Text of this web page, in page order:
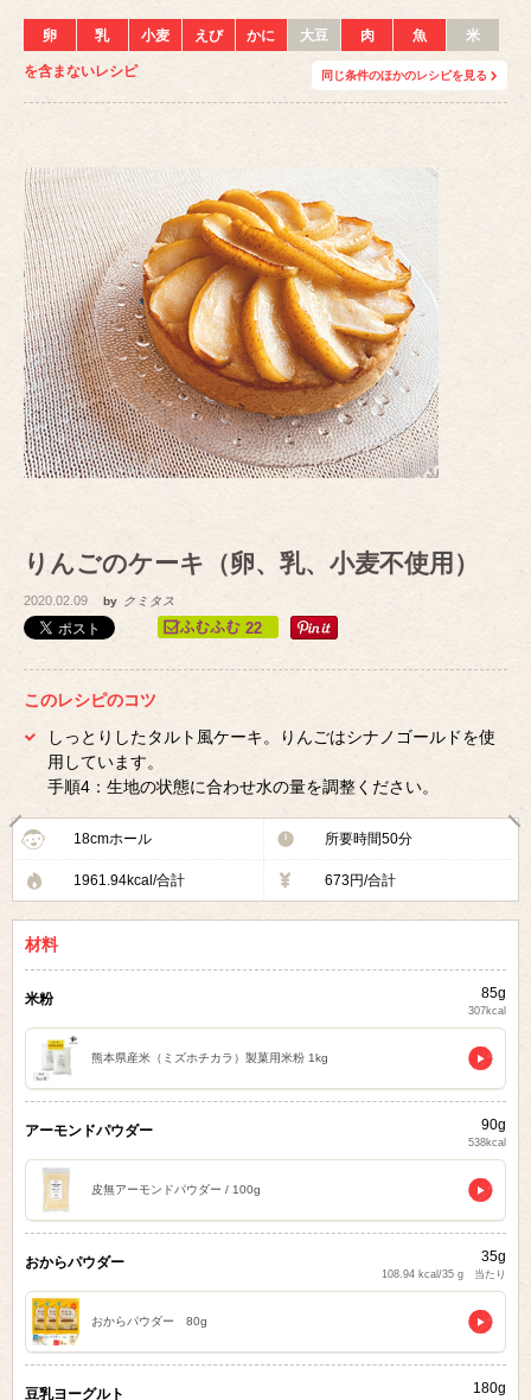
卵 乳 小麦 えび かに 大豆 肉 魚 米
を含まないレシピ 同じ条件のほかのレシピを見る
りんごのケーキ（卵、乳、小麦不使用）
2020.02.09 by クミタス
22
このレシピのコツ
しっとりしたタルト風ケーキ。りんごはシナノゴールドを使
用しています。
手順4：生地の状態に合わせ水の量を調整ください。
18cmホール 所要時間50分
1961.94kcal/合計 673円/合計
材料
米粉 85g
307kcal
熊本県産米（ミズホチカラ）製菓用米粉 1kg
アーモンドパウダー 90g
538kcal
皮無アーモンドパウダー / 100g
おからパウダー 35g
108.94 kcal/35 g 当たり
おからパウダー 80g
豆乳ヨーグルト 180g